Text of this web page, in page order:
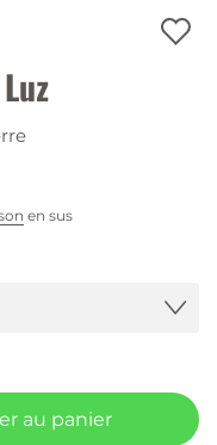
en sus
au panier